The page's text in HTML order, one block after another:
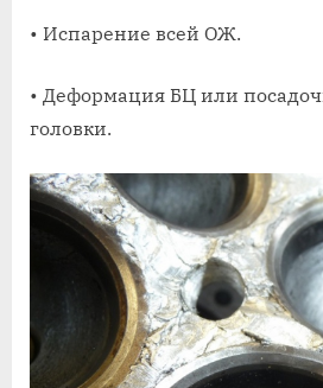
• Испарение всей ОЖ.
• Деформация БЦ или
головки.